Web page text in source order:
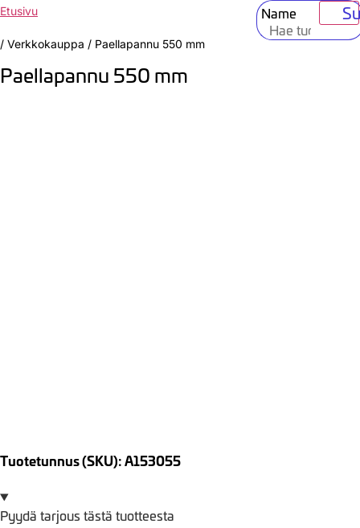
Name
Etusivu
/ Verkkokauppa / Paellapannu 550 mm
Paellapannu 550 mm
Tuotetunnus (SKU): A153055
Pyydä tarjous tästä tuotteesta